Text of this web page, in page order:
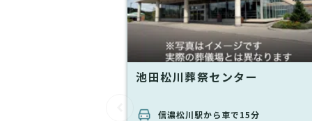
池田松川葬祭センター
信濃松川駅から車で15分